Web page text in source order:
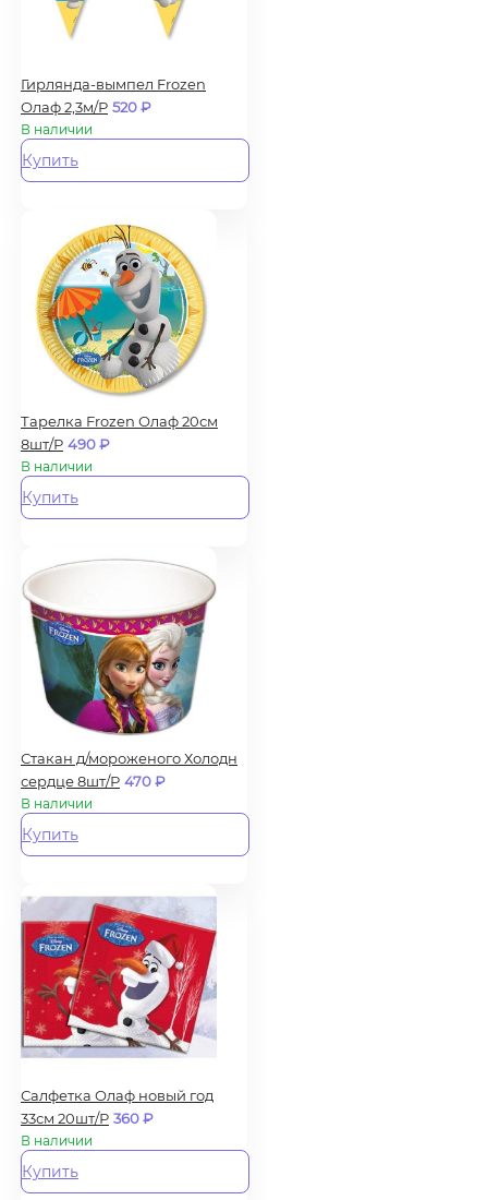
Гирлянда-вымпел Frozen
Олаф 2,3м/Р 520₽
В наличии
Купить
Тарелка Frozen Олаф 20см
8шт/Р 490₽
В наличии
Купить
Стакан д/мороженого Холодн
сердце 8шт/Р 470₽
В наличии
Купить
Салфетка Олаф новый год
33см 20шт/Р 360₽
В наличии
Купить